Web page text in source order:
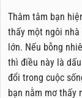
Thâm tâm bạn
thấy một ngôi nhà
lớn. Nếu bỗng
thì điều này là
đổi trong cuộc
bạn nằm mơ thấy